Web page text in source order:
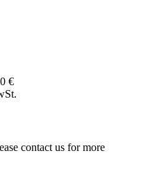
€
contact us for more